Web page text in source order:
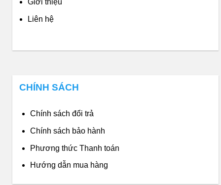
Giới thiệu
Liên hệ
CHÍNH SÁCH
Chính sách đổi trả
Chính sách bảo hành
Phương thức Thanh toán
Hướng dẫn mua hàng